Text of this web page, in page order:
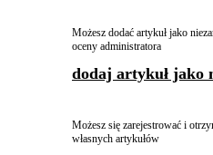
Możesz dodać artykuł jako
oceny administratora
dodaj artykuł jako
Możesz się zarejestrować i
własnych artykułów